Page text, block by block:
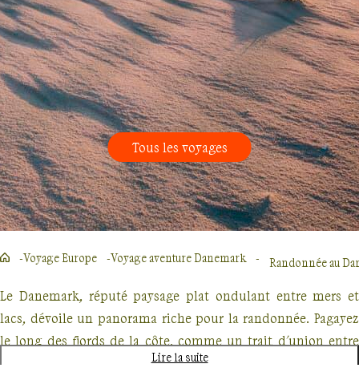
Tous les voyages
Voyage Europe Voyage aventure Danemark Randonnée au
Le Danemark, réputé paysage plat ondulant entre mers et
lacs, dévoile un panorama riche pour la randonnée. Pagayez
le long des fjords de la côte, comme un trait d'union entre
terre et mer, où la faune marine offre un spectacle inédit. Ou
Lire la suite